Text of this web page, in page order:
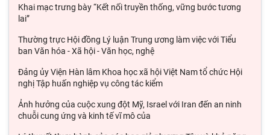
Khai mạc trưng bày “Kết nối truyền thống, vững bước tương
lai”
Thường trực Hội đồng Lý luận Trung ương làm việc với Tiểu
ban Văn hóa - Xã hội - Văn học, nghệ
Đảng ủy Viện Hàn lâm Khoa học xã hội Việt Nam tổ chức Hội
nghị Tập huấn nghiệp vụ công tác kiểm
Ảnh hưởng của cuộc xung đột Mỹ, Israel với Iran đến an ninh
chuỗi cung ứng và kinh tế vĩ mô của